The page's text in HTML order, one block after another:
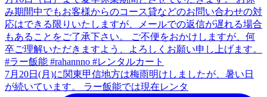
7月20日(月)に関東甲信地方は梅雨明けしましたが、暑い日
が続いています。 ラー飯能では現在レンタ